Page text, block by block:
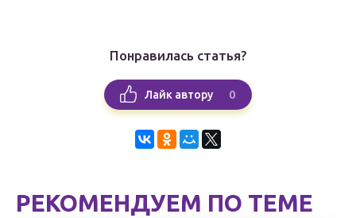
Понравилась статья?
Лайк автору 0
РЕКОМЕНДУЕМ ПО ТЕМЕ